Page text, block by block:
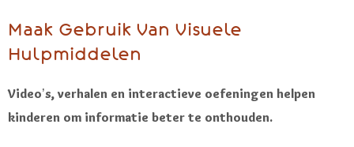
Maak Gebruik Van Visuele
Hulpmiddelen
Video’s, verhalen en interactieve oefeningen helpen
kinderen om informatie beter te onthouden.